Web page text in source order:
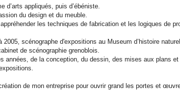
d’arts appliqués, puis d’ébéniste.
du design et du meuble.
les techniques de fabrication et les logiques de
2005, scénographe d'expositions au Museum d’histoire
de scénographie grenoblois.
années, de la conception, du dessin, des mises aux plans
de mon entreprise pour ouvrir grand les portes et